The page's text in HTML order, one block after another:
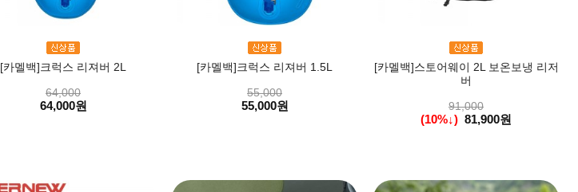
[카멜백]크럭스 리져버 2L
64,000
64,000원
[카멜백]크럭스 리져버 1.5L
55,000
55,000원
[카멜백]스토어웨이 2L 보온보냉 리저
버
91,000
(10%↓) 81,900원